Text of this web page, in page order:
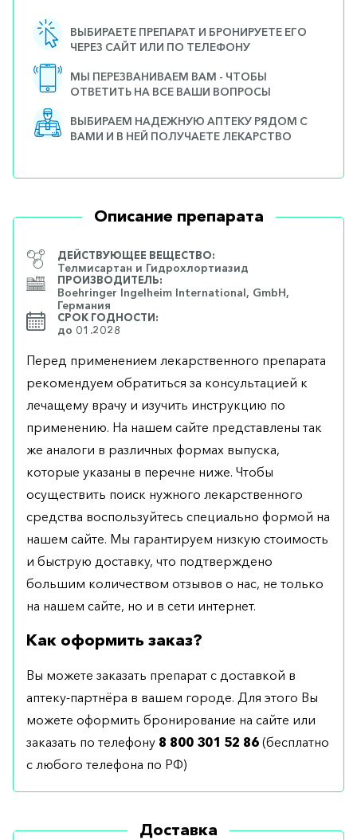
ВЫБИРАЕТЕ ПРЕПАРАТ И БРОНИРУЕТЕ ЕГО
ЧЕРЕЗ САЙТ ИЛИ ПО ТЕЛЕФОНУ
МЫ ПЕРЕЗВАНИВАЕМ ВАМ - ЧТОБЫ
ОТВЕТИТЬ НА ВСЕ ВАШИ ВОПРОСЫ
ВЫБИРАЕМ НАДЕЖНУЮ АПТЕКУ РЯДОМ С
ВАМИ И В НЕЙ ПОЛУЧАЕТЕ ЛЕКАРСТВО
Описание препарата
ДЕЙСТВУЮЩЕЕ ВЕЩЕСТВО:
Телмисартан и Гидрохлортиазид
ПРОИЗВОДИТЕЛЬ:
Boehringer Ingelheim International, GmbH,
Германия
СРОК ГОДНОСТИ:
до 01.2028
Перед применением лекарственного препарата
рекомендуем обратиться за консультацией к
лечащему врачу и изучить инструкцию по
применению. На нашем сайте представлены так
же аналоги в различных формах выпуска,
которые указаны в перечне ниже. Чтобы
осуществить поиск нужного лекарственного
средства воспользуйтесь специально формой на
нашем сайте. Мы гарантируем низкую стоимость
и быструю доставку, что подтверждено
большим количеством отзывов о нас, не только
на нашем сайте, но и в сети интернет.
Как оформить заказ?
Вы можете заказать препарат с доставкой в
аптеку-партнёра в вашем городе. Для этого Вы
можете оформить бронирование на сайте или
заказать по телефону 8 800 301 52 86 (бесплатно
с любого телефона по РФ)
Доставка